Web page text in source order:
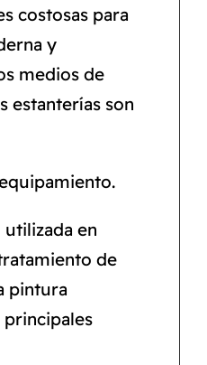
costosas para
y
medios de
estanterías son
en
de
pintura
principales